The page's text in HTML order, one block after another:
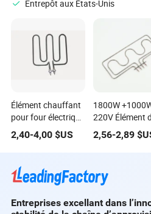
Entrepôt aux États-Unis
Élément chauffant
pour four électrique
en tube en acier
inoxydable
2,40-4,00 $US
1800W
220V Élément
chauffage
électrique pour
restaurant,
pâtisserie
2,56-2,89
Entreprises excellant dans